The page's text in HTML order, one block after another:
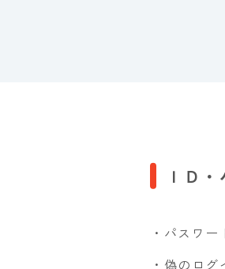
ＩＤ
・パスワ
・偽のロ